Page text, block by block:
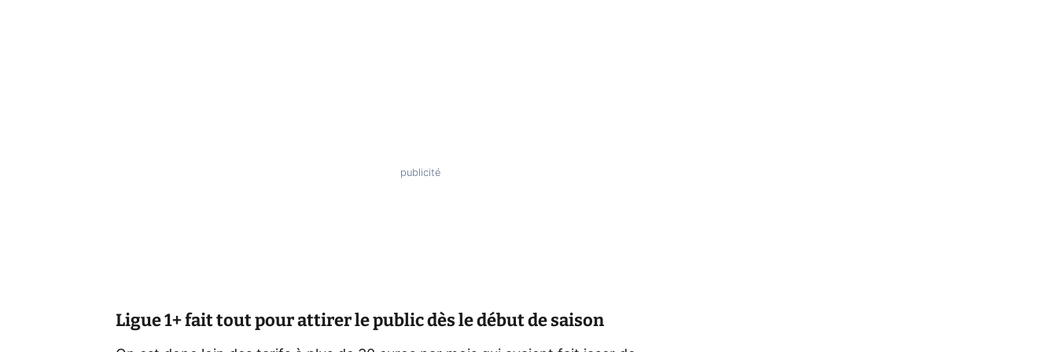
Ligue 1+ fait tout pour attirer le public dès le début de saison